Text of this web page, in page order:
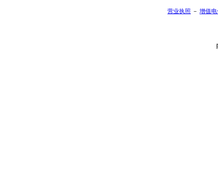
营业执照 － 增值